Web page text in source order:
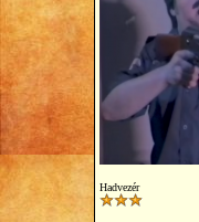
Hadvezér